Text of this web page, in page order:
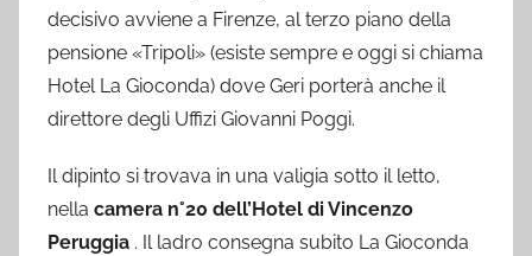
decisivo avviene a Firenze, al terzo piano della
pensione «Tripoli» (esiste sempre e oggi si chiama
Hotel La Gioconda) dove Geri porterà anche il
direttore degli Uffizi Giovanni Poggi.
Il dipinto si trovava in una valigia sotto il letto,
nella camera n°20 dell’Hotel di Vincenzo
Peruggia . Il ladro consegna subito La Gioconda